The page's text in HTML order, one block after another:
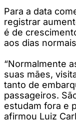
Para a data
registrar
é de
aos dias
“Normalmente
suas mães,
tanto de
passageiros.
estudam fora e
afirmou Luiz